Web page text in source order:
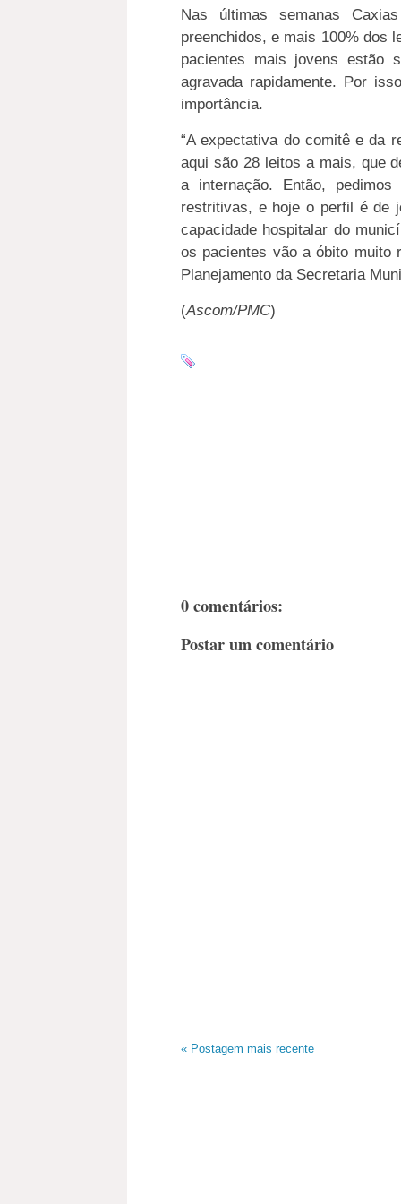
Nas últimas semanas
preenchidos, e mais 100% dos
pacientes mais jovens estão
agravada rapidamente. Por
importância.
“A expectativa do comitê e da
aqui são 28 leitos a mais, que
a internação. Então,
restritivas, e hoje o perfil é de
capacidade hospitalar do
os pacientes vão a óbito muito
Planejamento da Secretaria
(Ascom/PMC)
0 comentários:
Postar um comentário
« Postagem mais recente